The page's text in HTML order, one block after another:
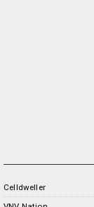
Celldweller